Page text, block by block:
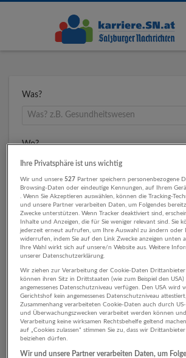
Was?
Wo?
Umkreis
1 Vertrieb,
Kundenbetreuung
Ihre Privatsphäre ist uns wichtig
Wir und unsere 527 Partner speichern personenbezogene
Browsing-Daten oder eindeutige Kennungen, auf Ihrem
. Wenn Sie Akzeptieren auswählen, können die Tracking-
und unsere Partner verarbeiten Daten, um Folgendes
Zwecke unterstützen. Wenn Tracker deaktiviert sind,
Inhalte und Anzeigen, die für Sie weniger relevant sind. Sie
jederzeit erneut aufrufen, um Ihre Auswahl zu ändern oder
widerrufen, indem Sie auf den Link Zwecke anzeigen unten
Ihre Wahl wirkt sich auf unsere/n Website aus. Weitere
unserer Datenschutzerklärung.
Wir ziehen zur Verarbeitung der Cookie-Daten
können ihren Sitz in Drittstaaten (wie zum Beispiel den USA)
angemessenes Datenschutzniveau verfügen. Den USA wird
Gerichtshof kein angemessenes Datenschutzniveau
Zusammenhang verarbeiteten Cookie-Daten auch durch
und Überwachungszwecken verarbeitet werden können und
Verarbeitung keine wirksamen Rechtsbehelfe geltend
auf „Cookies zulassen“ stimmen Sie zu, dass wir
beiziehen dürfen.
Wir und unsere Partner verarbeiten Daten, um